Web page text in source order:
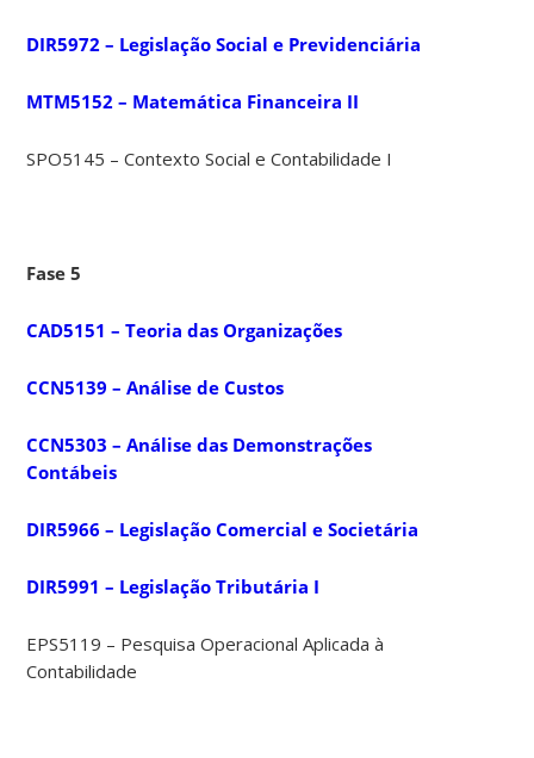
DIR5972 – Legislação Social e Previdenciária
MTM5152 – Matemática Financeira II
SPO5145 – Contexto Social e Contabilidade I
Fase 5
CAD5151 – Teoria das Organizações
CCN5139 – Análise de Custos
CCN5303 – Análise das Demonstrações
Contábeis
DIR5966 – Legislação Comercial e Societária
DIR5991 – Legislação Tributária I
EPS5119 – Pesquisa Operacional Aplicada à
Contabilidade